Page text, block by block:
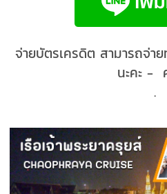
จ่ายบัตรเครดิต สามารถจ่
นะคะ -
.